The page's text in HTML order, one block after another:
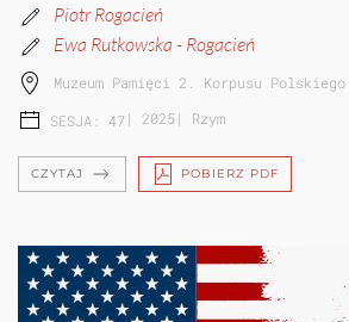
Piotr Rogacień
Ewa Rutkowska - Rogacień
Muzeum Pamięci 2. Korpusu
SESJA: 47 | 2025| Rzym
CZYTAJ POBIERZ PDF